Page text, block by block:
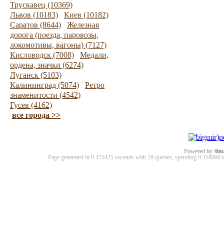
Трускавец (10369)
Львов (10183)
Киев (10182)
Саратов (8644)
Железная
дорога (поезда, паровозы,
локомотивы, вагоны) (7127)
Кисловодск (7008)
Медали,
ордена, значки (6274)
Луганск (5103)
Калининград (5074)
Ретро
знаменитости (4542)
Гусев (4162)
все города >>
Powered by
Page generated in 0.415421 seconds with 28 queries, spending